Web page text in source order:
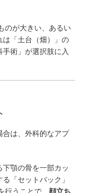
のが大きい、あるい
は「土台（畑）」の
術」が選択肢に入
合は、外科的なアプ
顎の骨を一部カッ
「セットバック」